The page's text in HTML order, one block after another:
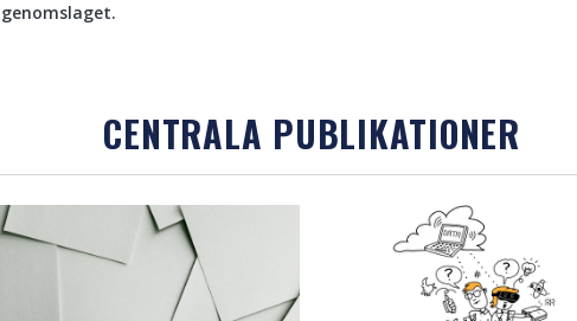
genomslaget.
CENTRALA PUBLIKATIONER